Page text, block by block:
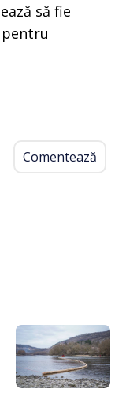
să fie
Comentează